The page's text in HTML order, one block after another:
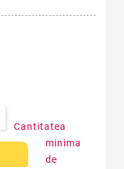
Cantitatea
minima
de